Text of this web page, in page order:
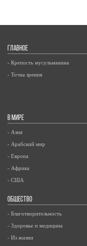
ГЛАВНОЕ
- Крепость мусульманина
- Точка зрения
В МИРЕ
- Азия
- Арабский мир
- Европа
- Африка
- США
ОБЩЕСТВО
- Благотворительность
- Здоровье и медицина
- Из жизни